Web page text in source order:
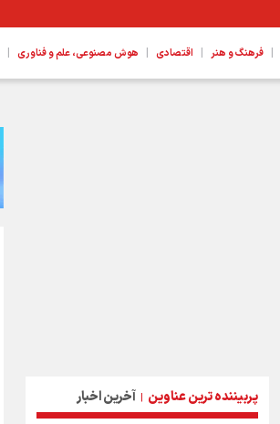
| فرهنگ و هنر | اقتصادی | هوش مصنوعی، علم و فناوری |
پربیننده ترین عناوین | آخرین اخبار